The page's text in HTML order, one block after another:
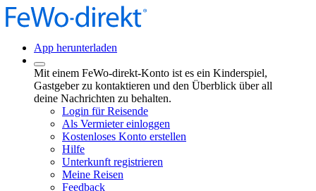
App herunterladen
Mit einem FeWo-direkt-Konto ist es ein Kinderspiel,
Gastgeber zu kontaktieren und den Überblick über all
deine Nachrichten zu behalten.
Login für Reisende
Als Vermieter einloggen
Kostenloses Konto erstellen
Hilfe
Unterkunft registrieren
Meine Reisen
Feedback